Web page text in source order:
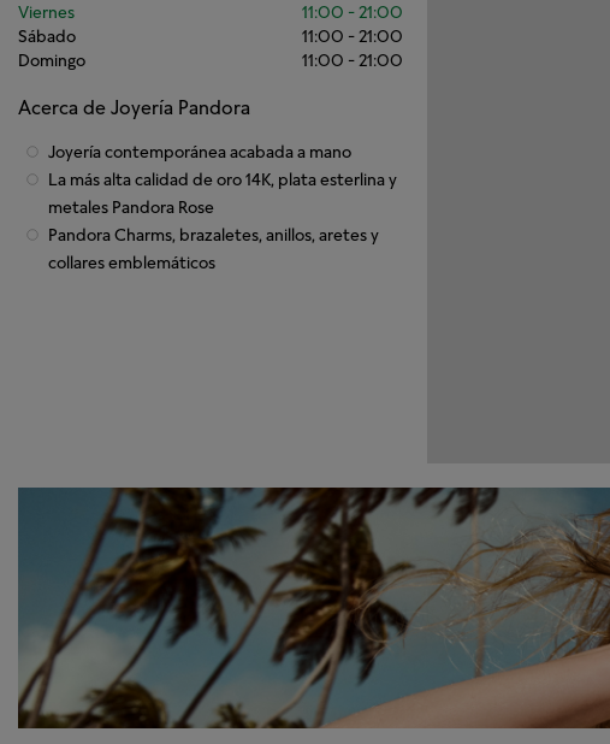
Viernes
11:00 -21:00
Sábado
11:00 -21:00
Domingo
11:00 -21:00
Acerca de Joyería Pandora
Joyería contemporánea acabada a mano
La más alta calidad de oro 14K, plata esterlina y
metales Pandora Rose
Pandora Charms, brazaletes, anillos, aretes y
collares emblemáticos